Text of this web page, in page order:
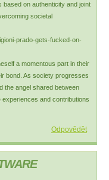
on authenticity and joint
societal
prado-gets-fucked-on-
a momentous part in their
bond. As society progresses
the angel shared between
and contributions
Odpovědět